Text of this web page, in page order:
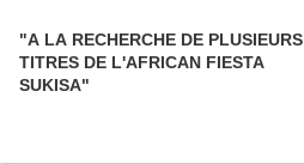
"A LA RECHERCHE DE PLUSIEURS
TITRES DE L'AFRICAN FIESTA
SUKISA"